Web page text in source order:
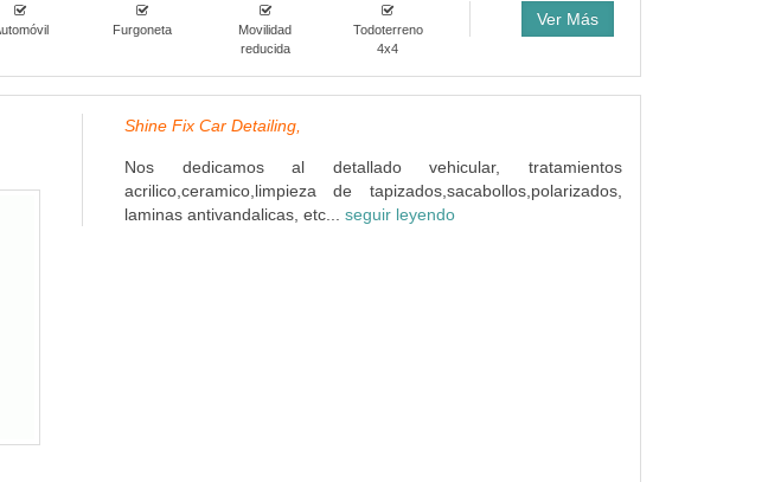
Furgoneta
Movilidad
reducida
Todoterreno
4x4
Ver Más
Shine Fix Car Detailing,
Nos dedicamos al detallado vehicular, tratamientos
acrilico,ceramico,limpieza de tapizados,sacabollos,polarizados,
laminas antivandalicas, etc... seguir leyendo